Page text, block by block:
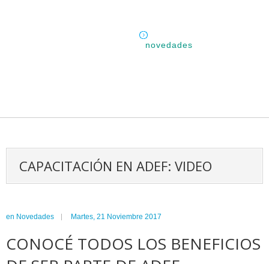
novedades
CAPACITACIÓN EN ADEF: VIDEO
en Novedades Martes, 21 Noviembre 2017
CONOCÉ TODOS LOS BENEFICIOS